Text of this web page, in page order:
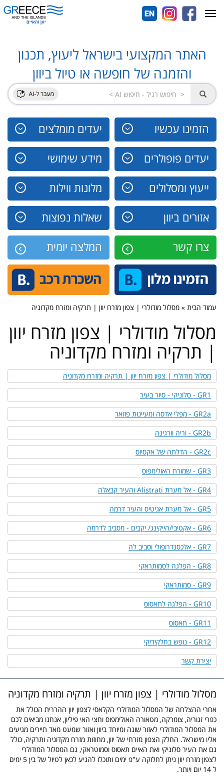
האתר המקצועי בישראל ליעוץ, תכנון
והזמנה של חופשה או טיול ביוון
הזמינו עכשיו יעדים מומלצים
יעדים פופולרים מידע שימושי
ייעוץ ומסלולים מלונות ווילות
אזורים ביוון שאלות נפוצות
צרו קשר המלצה יומית
Toggle
navigation
עמוד הבית » מסלול מודולרי | צפון מזרח יוון | תרקיה ומזרח מקדוניה
מסלול מודולרי | צפון מזרח יוון
| תרקיה ומזרח מקדוניה
מסלול מודולרי | צפון מזרח יוון | תרקיה ומזרח מקדוניה
GR1 - סלוניקי - סיור בעיר
GR2a - מפלי אדסה ומעיינות פוזאר
GR2b - וריה וורגינה
GR2c - הדלתה של אקסיוס
GR3 - שמורת האולימפוס
GR4 - אל מערת Alistrati והעיר קבאלה
GR5 - אל מערת אגיטיס והעיר דרמה
GR6 - אקטיבי/הייקינג/ יקבים - מסביב לדרמה
GR7 - אלכסנדרופולי וסביב לה
GR8 - הפלגה לסמותראקי
GR9 - סמותראקי
GR10 - הפלגה לתאסוס
GR11 - תאסוס
GR12 - נופש בחלקידיקי
יצירת קשר
מסלול מודולרי | צפון מזרח יוון | תרקיה ומזרח מקדוניה
אחרי ההצלחה של המסלול המודולרי הקלאסי לצפון יוון ההררית הכולל את
כפרי זגוריה, צומרקה, מטאורה האולימפוס וחצי האי פיליון, אנחנו מביאים לכם
את המסלול המודולרי לאזור שונה ומיוחד ביוון ואזור שמעט מאד תיירים מגיעים
אליו מישראל. החלק הצפון מזרחי של יוון, מחוזות מזרח מקדוניה ותרקיה, כולל
גם את העיר סלוניקי ואת האיים תאסוס וסמוטראקי, גם המסלול המודולרי
לצפון מזרח יוון ניתן לחלוקה ע"פ ימים ותוכלו להגיע לכאן לטיול של בין 5 ימים
ל 14 יום ויותר.